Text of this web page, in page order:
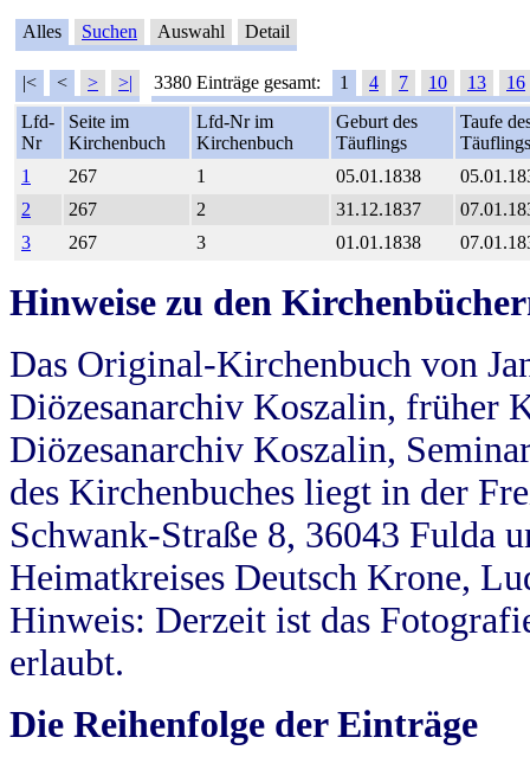
Alles Suchen Auswahl Detail
|< < > >| 3380 Einträge gesamt: 1 4 7 10 13
16
Lfd-
Nr
Seite im
Kirchenbuch
Lfd-Nr im
Kirchenbuch
Geburt des
Täuflings
Taufe
Täuflings
1
267 1 05.01.1838
2
267 2 31.12.1837
3
267 3 01.01.1838
Hinweise zu den
Das Original-Kirchenbuch von
Diözesanarchiv Koszalin, früher
Diözesanarchiv Koszalin,
des Kirchenbuches liegt in der
Schwank-Straße 8, 36043 Fulda
Heimatkreises Deutsch Krone,
Hinweis: Derzeit ist das
erlaubt.
Die Reihenfolge der Einträge